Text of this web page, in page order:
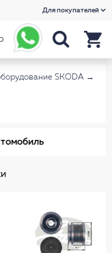
Для покупателей
SKODA →